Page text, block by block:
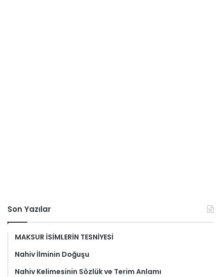
Son Yazılar
MAKSUR İSİMLERİN TESNİYESİ
Nahiv İlminin Doğuşu
Nahiv Kelimesinin Sözlük ve Terim Anlamı